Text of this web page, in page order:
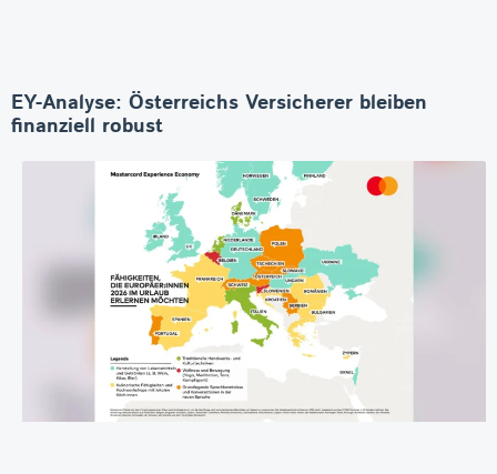
EY-Analyse: Österreichs Versicherer bleiben
finanziell robust